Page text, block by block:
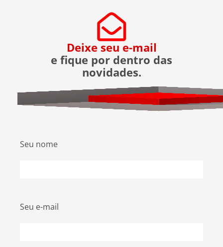
portões fechados durante serviços e aumentar a
segurança perimetral com cercas e câmeras. A
ASTER, empresa especializada em segurança,
destaca a eficácia do seu serviço de chegadas e
de assalto desde sua implementação.
Deixe seu e-mail
e fique por dentro das
novidades.
Seu nome
Seu e-mail